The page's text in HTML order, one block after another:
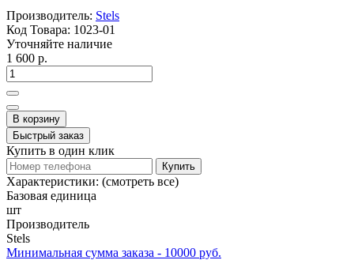
Производитель: Stels
Код Товара: 1023-01
Уточняйте наличие
1 600 р.
В корзину
Быстрый заказ
Купить в один клик
Купить
Характеристики: (смотреть все)
Базовая единица
шт
Производитель
Stels
Минимальная сумма заказа - 10000 руб.